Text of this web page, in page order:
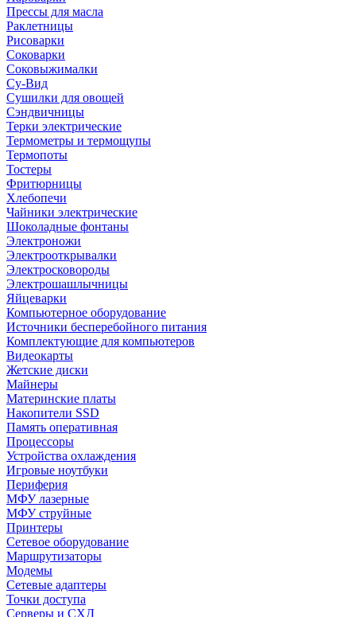
Прессы для масла
Раклетницы
Рисоварки
Соковарки
Соковыжималки
Су-Вид
Сушилки для овощей
Сэндвичницы
Терки электрические
Термометры и термощупы
Термопоты
Тостеры
Фритюрницы
Хлебопечи
Чайники электрические
Шоколадные фонтаны
Электроножи
Электрооткрывалки
Электросковороды
Электрошашлычницы
Яйцеварки
Компьютерное оборудование
Источники бесперебойного питания
Комплектующие для компьютеров
Видеокарты
Жетские диски
Майнеры
Материнские платы
Накопители SSD
Память оперативная
Процессоры
Устройства охлаждения
Игровые ноутбуки
Периферия
МФУ лазерные
МФУ струйные
Принтеры
Сетевое оборудование
Маршрутизаторы
Модемы
Сетевые адаптеры
Точки доступа
Серверы и СХД